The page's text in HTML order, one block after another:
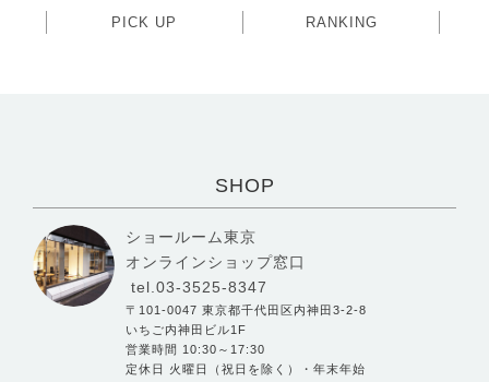
PICK UP RANKING
SHOP
ショールーム東京
オンラインショップ窓口
tel.03-3525-8347
〒101-0047 東京都千代田区内神田3-2-8
いちご内神田ビル1F
営業時間 10:30～17:30
定休日 火曜日（祝日を除く）・年末年始